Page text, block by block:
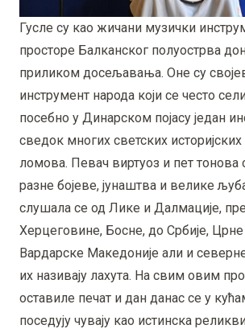
Гусле су као жичани музички
просторе Балканског полуострва
приликом досељавања. Оне су
инструмент народа који се често
посебно у Динарском појасу један
сведок многих светских историјских
ломова. Певач виртуоз и пет тонова
разне бојеве, јунаштва и велике
слушала се од Лике и Далмације,
Херцеговине, Босне, до Србије,
Вардарске Македоније али и
их називају лахута. На свим овим
оставиле печат и дан данас се у
поседују чувају као истинска